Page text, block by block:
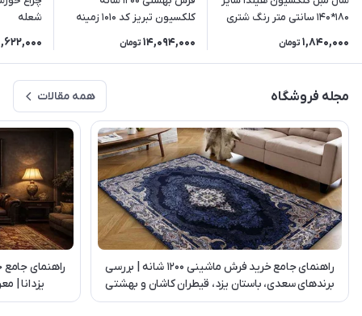
180*140 سانتی متر رنگ شتری
1,840,000 تومان
کلکسیون تبریز کد 1010 زمینه
14,094,000 تومان
شعله
مجله فروشگاه همه مقالات
راهنمای جامع خرید فرش ماشینی 1200 شانه | بررسی
برندهای سعدی، باستان یزد، قیطران کاشان و بهشتی
تبریز
راهنمای
یزدانا |